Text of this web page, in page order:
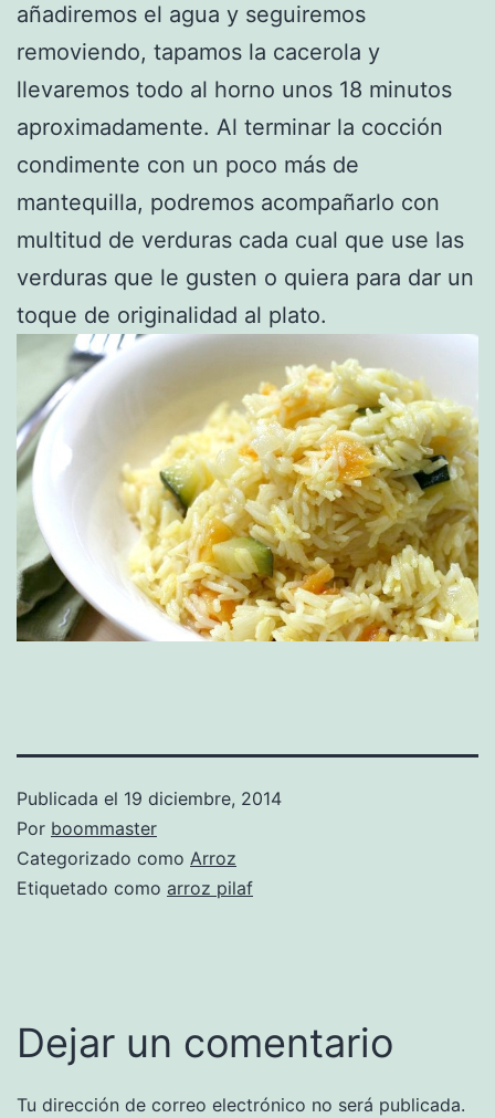
añadiremos el agua y seguiremos
removiendo, tapamos la cacerola y
llevaremos todo al horno unos 18 minutos
aproximadamente. Al terminar la cocción
condimente con un poco más de
mantequilla, podremos acompañarlo con
multitud de verduras cada cual que use las
verduras que le gusten o quiera para dar un
toque de originalidad al plato.
Publicada el 19 diciembre, 2014
Por boommaster
Categorizado como Arroz
Etiquetado como arroz pilaf
Dejar un comentario
Tu dirección de correo electrónico no será publicada.